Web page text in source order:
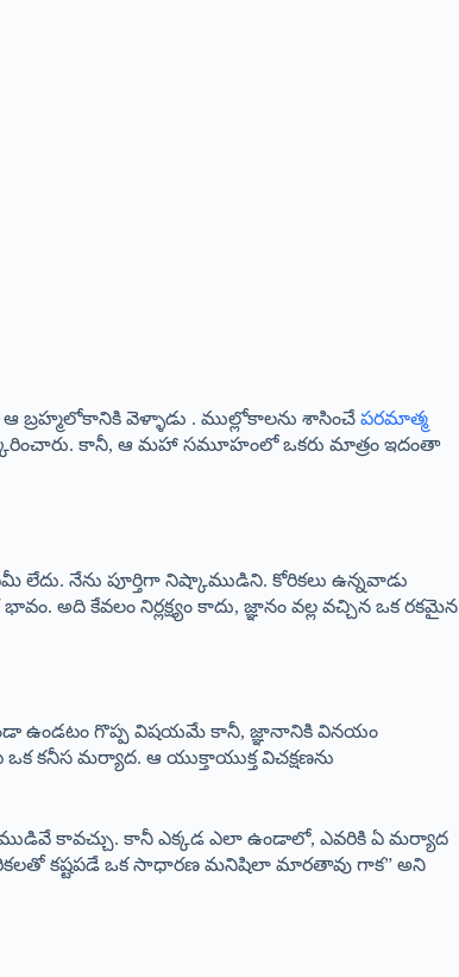
బ్రహ్మలోకానికి వెళ్ళాడు . ముల్లోకాలను శాసించే పరమాత్మ
కానీ, ఆ మహా సమూహంలో ఒకరు మాత్రం ఇదంతా
లేదు. నేను పూర్తిగా నిష్కాముడిని. కోరికలు ఉన్నవాడు
అది కేవలం నిర్లక్ష్యం కాదు, జ్ఞానం వల్ల వచ్చిన ఒక రకమైన
ఉండటం గొప్ప విషయమే కానీ, జ్ఞానానికి వినయం
ఒక కనీస మర్యాద. ఆ యుక్తాయుక్త విచక్షణను
కావచ్చు. కానీ ఎక్కడ ఎలా ఉండాలో, ఎవరికి ఏ మర్యాద
కష్టపడే ఒక సాధారణ మనిషిలా మారతావు గాక” అని